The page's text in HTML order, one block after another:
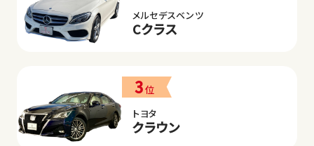
メルセデスベンツ
Cクラス
3位
トヨタ
クラウン